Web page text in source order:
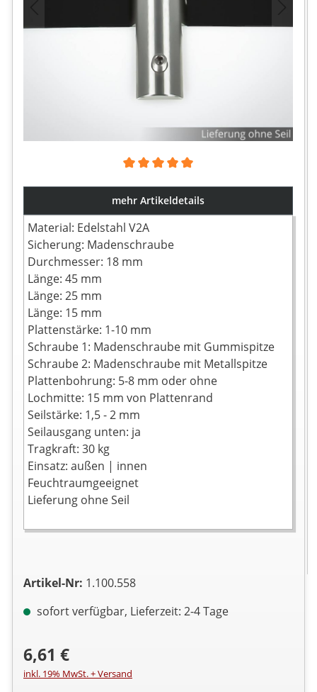
mehr Artikeldetails
Material: Edelstahl V2A
Sicherung: Madenschraube
Durchmesser: 18 mm
Länge: 45 mm
Länge: 25 mm
Länge: 15 mm
Plattenstärke: 1-10 mm
Schraube 1: Madenschraube mit Gummispitze
Schraube 2: Madenschraube mit Metallspitze
Plattenbohrung: 5-8 mm oder ohne
Lochmitte: 15 mm von Plattenrand
Seilstärke: 1,5 - 2 mm
Seilausgang unten: ja
Tragkraft: 30 kg
Einsatz: außen | innen
Feuchtraumgeeignet
Lieferung ohne Seil
Artikel-Nr: 1.100.558
sofort verfügbar, Lieferzeit: 2-4 Tage
6,61 €
inkl. 19% MwSt. + Versand